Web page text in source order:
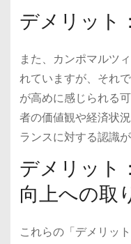
デメリット
また、カンポマルツ
れていますが、それ
が高めに感じられる
者の価値観や経済状
ランスに対する認識
デメリット
向上への取
これらの「デメリッ